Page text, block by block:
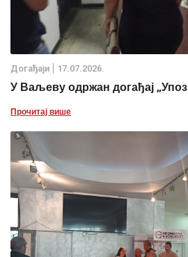
Дoгађаjи 17.07.2026.
У Ваљеву одржан догађај
Прочитај више